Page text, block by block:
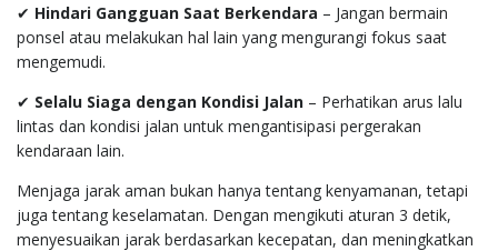
✔ Hindari Gangguan Saat Berkendara – Jangan bermain
ponsel atau melakukan hal lain yang mengurangi fokus saat
mengemudi.
✔ Selalu Siaga dengan Kondisi Jalan – Perhatikan arus lalu
lintas dan kondisi jalan untuk mengantisipasi pergerakan
kendaraan lain.
Menjaga jarak aman bukan hanya tentang kenyamanan, tetapi
juga tentang keselamatan. Dengan mengikuti aturan 3 detik,
menyesuaikan jarak berdasarkan kecepatan, dan meningkatkan